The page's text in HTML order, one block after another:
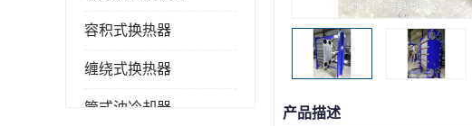
容积式换热器
缠绕式换热器
管式油冷却器 产品描述